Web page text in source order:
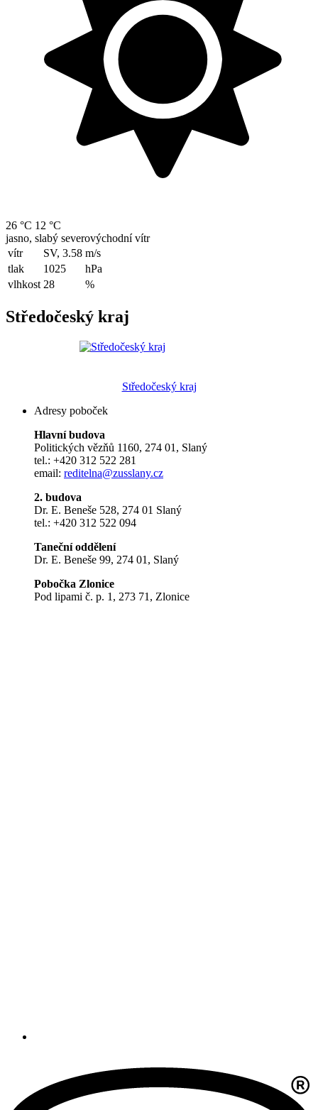
26 °C 12 °C
jasno, slabý severovýchodní vítr
vítr
SV, 3.58 m/s
tlak
1025
hPa
vlhkost 28 %
Středočeský kraj
Středočeský kraj
Adresy poboček
Hlavní budova
Politických vězňů 1160, 274 01, Slaný
tel.: +420 312 522 281
email: reditelna@zusslany.cz
2. budova
Dr. E. Beneše 528, 274 01 Slaný
tel.: +420 312 522 094
Taneční oddělení
Dr. E. Beneše 99, 274 01, Slaný
Pobočka Zlonice
Pod lipami č. p. 1, 273 71, Zlonice